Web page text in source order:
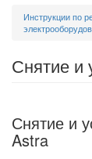
Вы
здесь
Инструкции по
Снятие и
Снятие и
Astra